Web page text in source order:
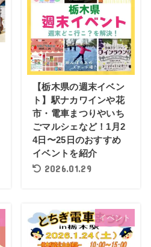
【栃木県の週末イベン
ト】駅ナカワインや花
市・電車まつりやいち
ごマルシェなど！1月2
4日〜25日のおすすめ
イベントを紹介
2026.01.29
イベント